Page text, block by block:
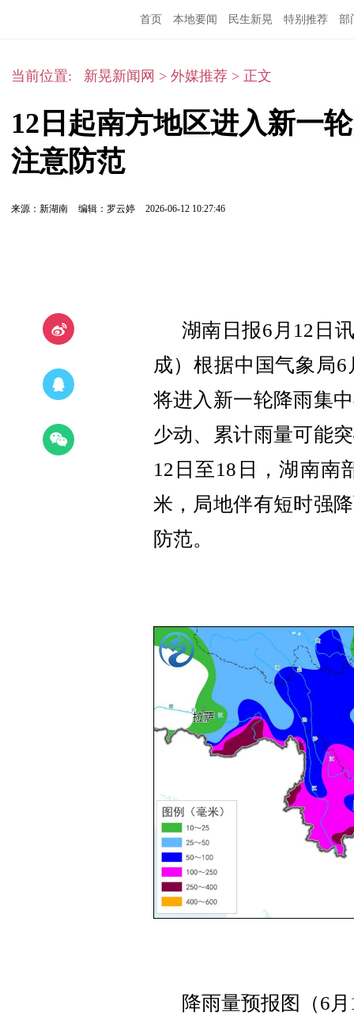
首页 本地要闻 民生新晃 特别推荐 部
当前位置: 新晃新闻网 > 外媒推荐 > 正文
12日起南方地区进入新一
注意防范
来源：新湖南 编辑：罗云婷 2026-06-12 10:27:46
湖南日报6 月 12 日
成）根据中国气象局6
将进入新一轮降雨集
少动、累计雨量可能
12 日至1 8 日
，湖南南
米，局地伴有短时强
防范。
降雨量预报图（6